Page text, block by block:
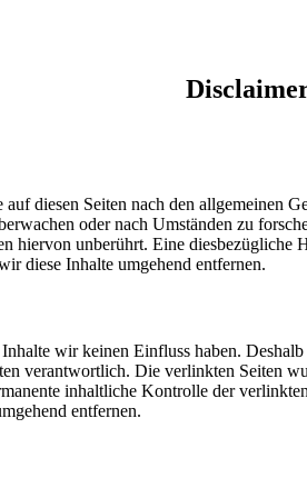
diesen Seiten nach den allgemeinen
oder nach Umständen zu
hiervon unberührt. Eine
diese Inhalte umgehend entfernen.
wir keinen Einfluss haben.
verantwortlich. Die verlinkten Seiten
inhaltliche Kontrolle der
entfernen.